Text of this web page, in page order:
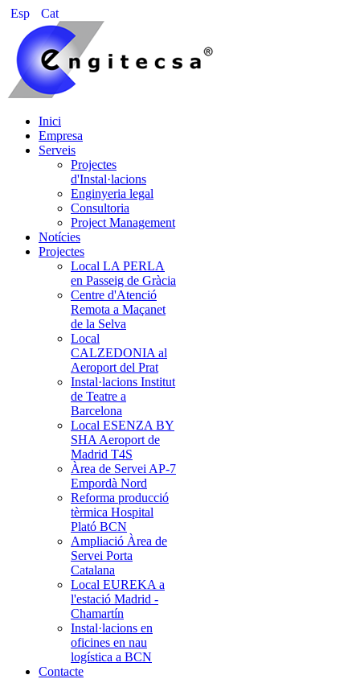
Esp Cat
Inici
Empresa
Serveis
Projectes
d'Instal·lacions
Enginyeria legal
Consultoria
Project Management
Notícies
Projectes
Local LA PERLA
en Passeig de Gràcia
Centre d'Atenció
Remota a Maçanet
de la Selva
Local
CALZEDONIA al
Aeroport del Prat
Instal·lacions Institut
de Teatre a
Barcelona
Local ESENZA BY
SHA Aeroport de
Madrid T4S
Àrea de Servei AP-7
Empordà Nord
Reforma producció
tèrmica Hospital
Plató BCN
Ampliació Àrea de
Servei Porta
Catalana
Local EUREKA a
l'estació Madrid -
Chamartín
Instal·lacions en
oficines en nau
logística a BCN
Contacte